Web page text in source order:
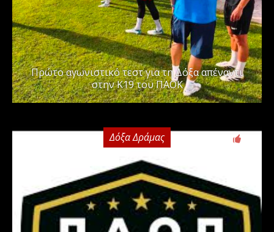
Πρώτο αγωνιστικό τεστ για τη Δόξα απέναντι
στην Κ19 του ΠΑΟΚ
Δόξα Δράμας